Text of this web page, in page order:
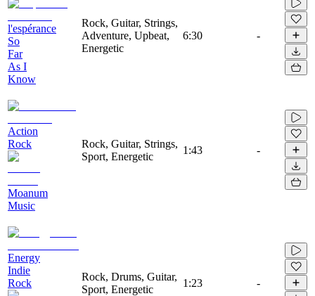
l'espérance
So
Far
As I
Know
Rock, Guitar, Strings,
Adventure, Upbeat,
Energetic
6:30 -
Action
Rock
Moanum
Music
Rock, Guitar, Strings,
Sport, Energetic
1:43 -
Energy
Indie
Rock
Rock, Drums, Guitar,
Sport, Energetic
1:23 -